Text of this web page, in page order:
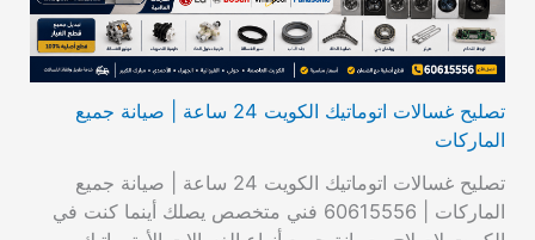
تصليح غسالات اتوماتيك الكويت 24 ساعة | صيانة جميع
الماركات
تصليح غسالات اتوماتيك الكويت 24 ساعة | صيانة جميع
الماركات | 60615556 فني متخصص يصلك أينما كنت في